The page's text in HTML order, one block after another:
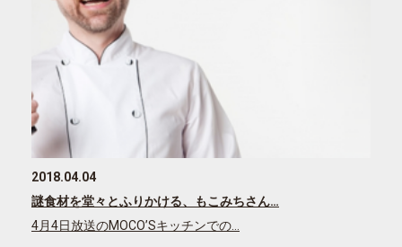
2018.04.04
謎食材を堂々とふりかける、もこみちさん…
4月4日放送のMOCO’Sキッチンでの…